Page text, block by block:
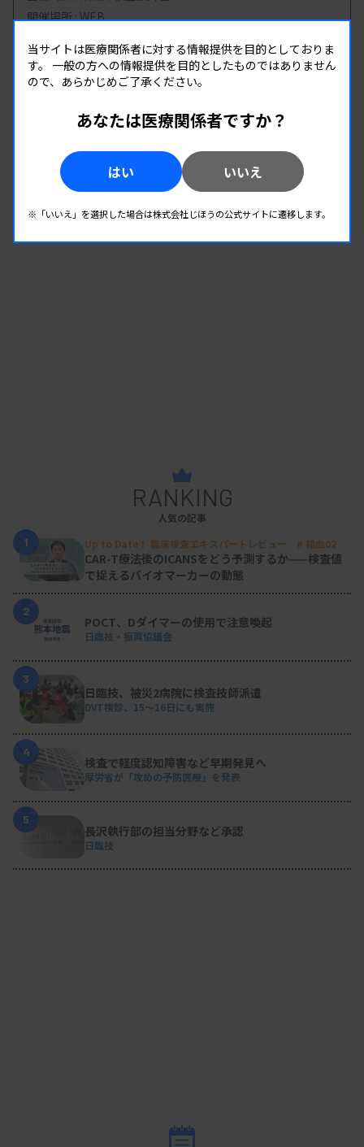
開催場所 : WEB
第8回臨床検査技師のための キャリア形成 セミ
愛知県有志グループ
開催場所 : WEB
管理運営
RANKING
人気の記事
1
Up to Date！ 臨床検査エキスパートレビュー # 輸血02
CAR-T療法後のICANSをどう予測するか——検査値
で捉えるバイオマーカーの動態
2
POCT、Dダイマーの使用で注意喚起
日臨技・振興協議会
3
日臨技、被災2病院に検査技師派遣
DVT検診、15～16日にも実施
4
検査で軽度認知障害など早期発見へ
厚労省が「攻めの予防医療」を発表
5
長沢執行部の担当分野など承認
日臨技
当サイトは医療関係者に対する情報提供を目的としておりま
す。 一般の方への情報提供を目的としたものではありません
ので、あらかじめご了承ください。
あなたは医療関係者ですか？
はい いいえ
※「いいえ」を選択した場合は株式会社じほうの公式サイトに遷移します。